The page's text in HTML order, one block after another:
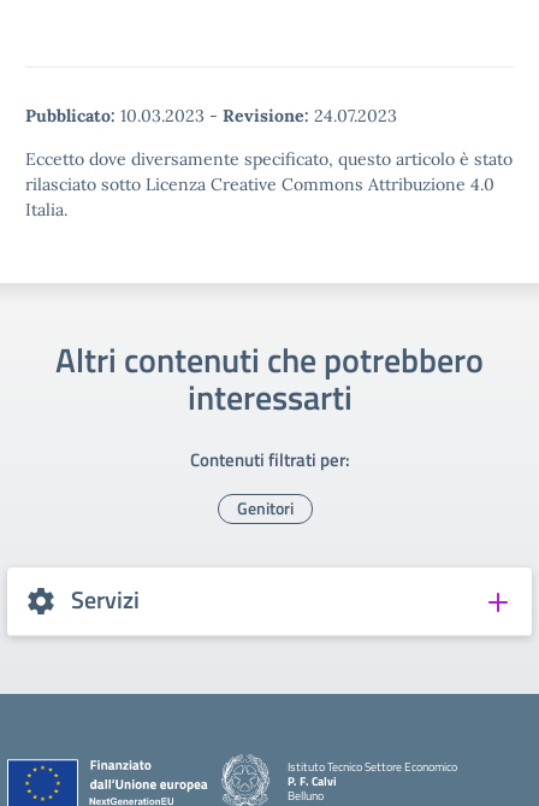
Pubblicato: 10.03.2023 - Revisione: 24.07.2023
Eccetto dove diversamente specificato, questo articolo è stato
rilasciato sotto Licenza Creative Commons Attribuzione 4.0
Italia.
Altri contenuti che potrebbero
interessarti
Contenuti filtrati per:
Genitori
Servizi
Istituto Tecnico Settore Economico
P. F. Calvi
Belluno